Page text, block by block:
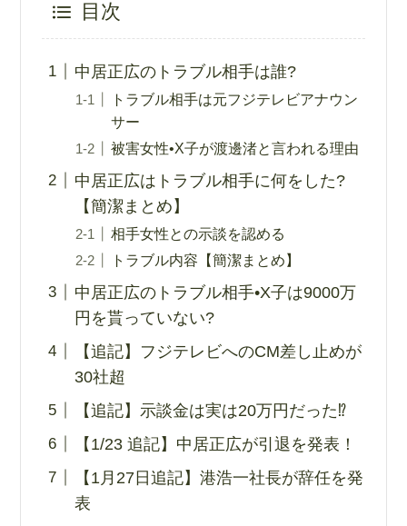
目次
中居正広のトラブル相手は誰?
トラブル相手は元フジテレビアナウン
サー
被害女性•X子が渡邊渚と言われる理由
中居正広はトラブル相手に何をした?
【簡潔まとめ】
相手女性との示談を認める
トラブル内容【簡潔まとめ】
中居正広のトラブル相手•X子は9000万
円を貰っていない?
【追記】フジテレビへのCM差し止めが
30社超
【追記】示談金は実は20万円だった⁉︎
【1/23 追記】中居正広が引退を発表！
【1月27日追記】港浩一社長が辞任を発
表